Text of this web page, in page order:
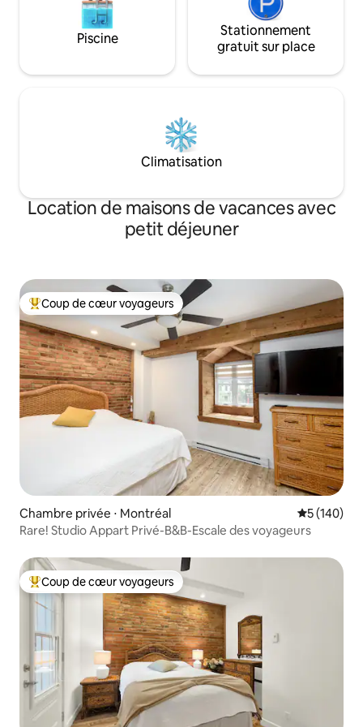
Piscine
Stationnement
gratuit sur place
Climatisation
Location de maisons de vacances avec
petit déjeuner
Coups de cœur voyageurs les plus appréciés
Coup de cœur voyageurs
Chambre privée ⋅ Montréal Évaluation
5 (140)
Rare! Studio Appart Privé-B&B-Escale des voyageurs
Coups de cœur voyageurs les plus appréciés
Coup de cœur voyageurs